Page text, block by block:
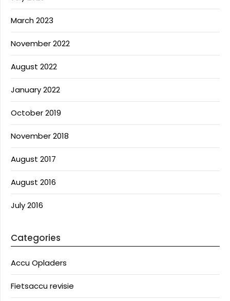
March 2023
November 2022
August 2022
January 2022
October 2019
November 2018
August 2017
August 2016
July 2016
Categories
Accu Opladers
Fietsaccu revisie